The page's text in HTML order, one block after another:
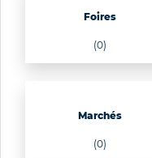
Foires
(0)
Marchés
(0)